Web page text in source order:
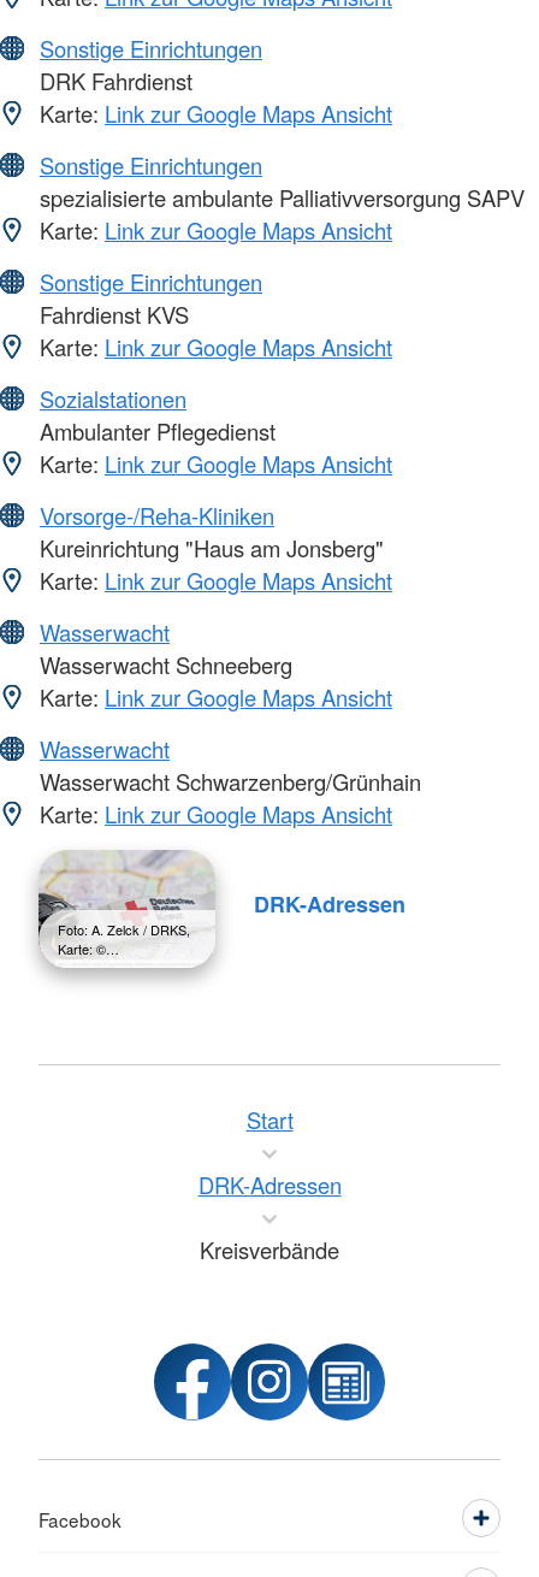
Sonstige Einrichtungen
DRK Fahrdienst
Karte: Link zur Google Maps Ansicht
Sonstige Einrichtungen
spezialisierte ambulante Palliativversorgung SAPV
Karte: Link zur Google Maps Ansicht
Sonstige Einrichtungen
Fahrdienst KVS
Karte: Link zur Google Maps Ansicht
Sozialstationen
Ambulanter Pflegedienst
Karte: Link zur Google Maps Ansicht
Vorsorge-/Reha-Kliniken
Kureinrichtung "Haus am Jonsberg"
Karte: Link zur Google Maps Ansicht
Wasserwacht
Wasserwacht Schneeberg
Karte: Link zur Google Maps Ansicht
Wasserwacht
Wasserwacht Schwarzenberg/Grünhain
Karte: Link zur Google Maps Ansicht
Foto: A. Zelck / DRKS,
Karte: ©…
DRK-Adressen
Start
DRK-Adressen
Kreisverbände
Facebook